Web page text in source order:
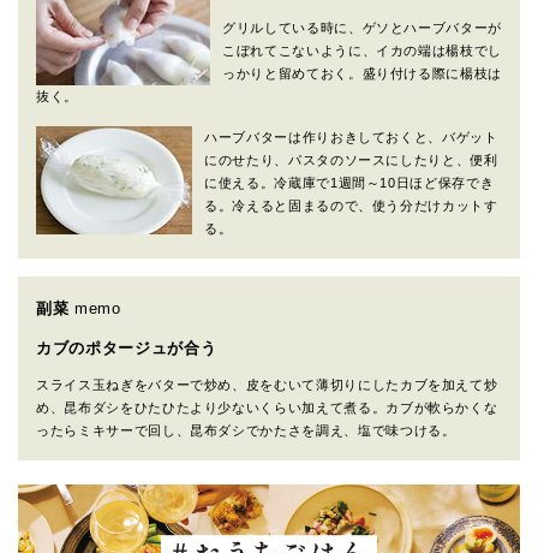
グリルしている時に、ゲソとハーブバターが
こぼれてこないように、イカの端は楊枝でし
っかりと留めておく。盛り付ける際に楊枝は
抜く。
ハーブバターは作りおきしておくと、バゲット
にのせたり、パスタのソースにしたりと、便利
に使える。冷蔵庫で1週間～10日ほど保存でき
る。冷えると固まるので、使う分だけカットす
る。
副菜 memo
カブのポタージュが合う
スライス玉ねぎをバターで炒め、皮をむいて薄切りにしたカブを加えて炒
め、昆布ダシをひたひたより少ないくらい加えて煮る。カブが軟らかくな
ったらミキサーで回し、昆布ダシでかたさを調え、塩で味つける。